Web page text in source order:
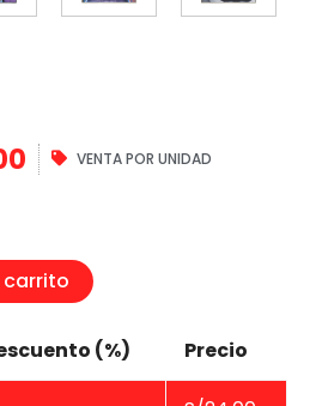
VENTA POR UNIDAD
carrito
(%) Precio